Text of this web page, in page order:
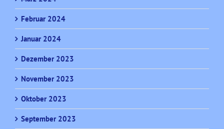
Februar 2024
Januar 2024
Dezember 2023
November 2023
Oktober 2023
September 2023